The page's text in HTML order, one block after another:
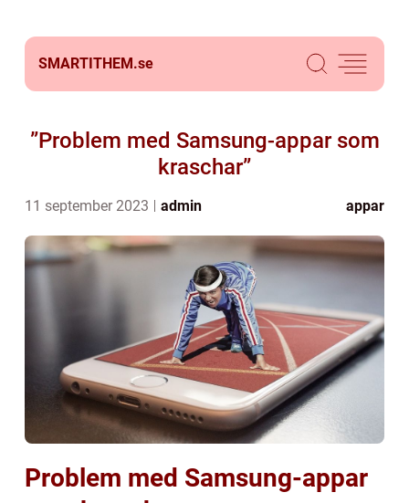
SMARTITHEM.se
”Problem med Samsung-appar som
kraschar”
11 september 2023 admin appar
Problem med Samsung-appar